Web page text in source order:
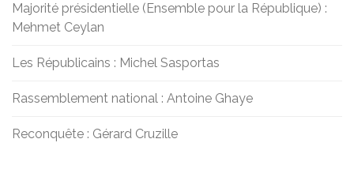
Majorité présidentielle (Ensemble pour la République) :
Mehmet Ceylan
Les Républicains : Michel Sasportas
Rassemblement national : Antoine Ghaye
Reconquête : Gérard Cruzille